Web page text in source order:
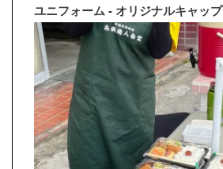
ユニフォーム - オリジナルキャップ